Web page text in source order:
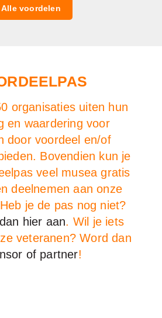
Alle voordelen
organisaties uiten hun
en waardering voor
door voordeel en/of
Bovendien kun je
veel musea gratis
deelnemen aan onze
je de pas nog niet?
hier aan. Wil je iets
veteranen? Word dan
of partner!